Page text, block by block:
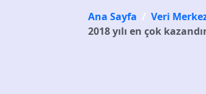
Ana Sayfa / Veri
2018 yılı en çok